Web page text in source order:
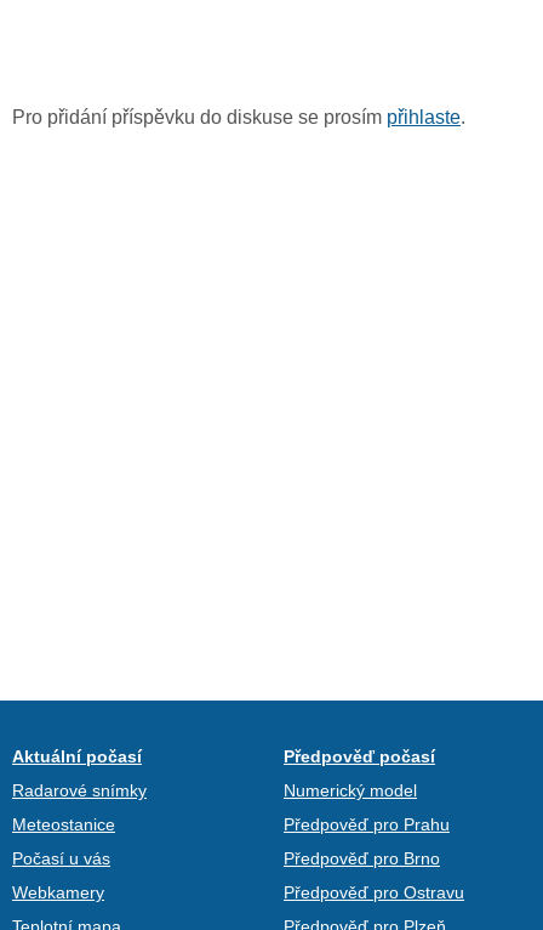
Pro přidání příspěvku do diskuse se prosím přihlaste.
Aktuální počasí
Radarové snímky
Meteostanice
Počasí u vás
Webkamery
Předpověď počasí
Numerický model
Předpověď pro Prahu
Předpověď pro Brno
Předpověď pro Ostravu